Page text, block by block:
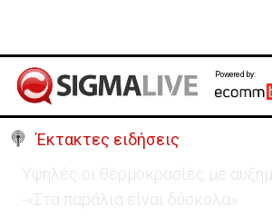
Powered by:
Έκτακτες ειδήσεις
«Βολές» ΠτΔ σε ΔΗΣΥ και ΑΚΕΛ:
τελειώσει με τους διορισμούς»